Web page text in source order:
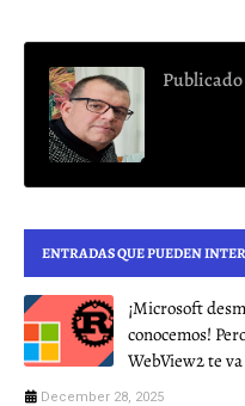
ENTRADAS QUE PUEDEN
¡Microsoft
conocemos!
WebView2 te
December 28, 2025